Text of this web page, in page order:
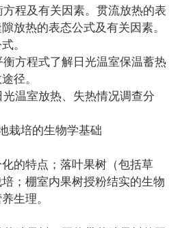
及有关因素。贯流放热的表
放热的表态公式及有关因素。
。
程式了解日光温室保温蓄热
径。
室放热、失热情况调查分
培的生物学基础
特点；落叶果树（包括草
；棚室内果树授粉结实的生物
生理。